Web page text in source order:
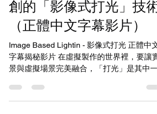
Virtual Production
虛實融合：stYpeLand
創的「影像式打光」技術
（正體中文字幕影片）
Image Based Lightin - 影像式打光 正體中文